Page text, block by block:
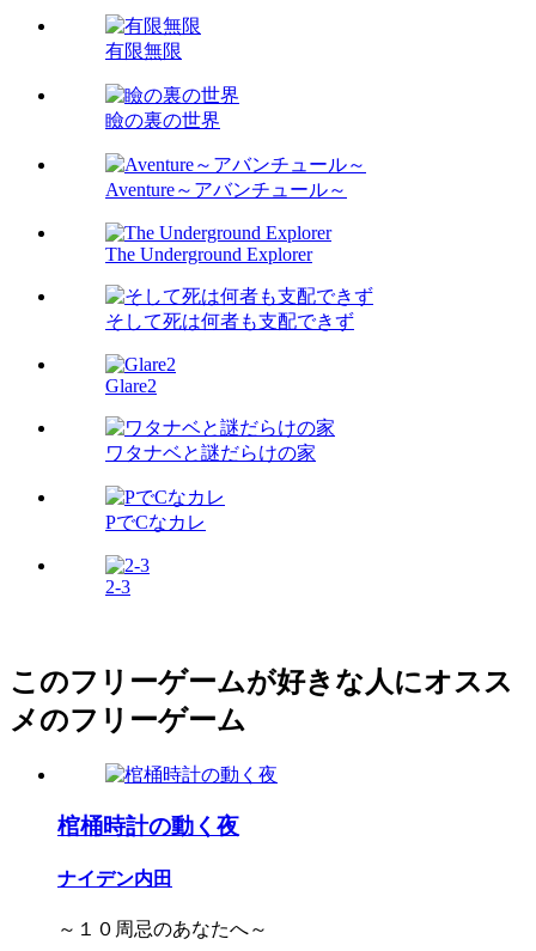
有限無限
瞼の裏の世界
Aventure～アバンチュール～
The Underground Explorer
そして死は何者も支配できず
Glare2
ワタナベと謎だらけの家
PでCなカレ
2-3
このフリーゲームが好きな人にオスス
メのフリーゲーム
棺桶時計の動く夜
ナイデン内田
～１０周忌のあなたへ～